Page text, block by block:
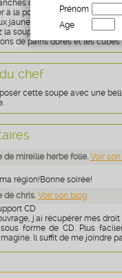
de pain rassis avec la
à la poêle dans un peu de
jaunes d’œufs avec la crème
la soupe bien chaude,
de pains dorés et les cubes
chef
cette soupe avec une
de mireille herbe folle. Voir
région!Bonne soirée!
de chris. Voir son blog
CD
j'ai récupérer mes
forme de CD. Plus
Il suffit de me joindre
Prénom
Age